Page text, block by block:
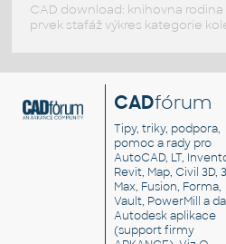
CAD download: knihovna
prvek stafáž výkres kategorie
CADfórum
Tipy, triky, podpora,
pomoc a rady pro
AutoCAD, LT,
Revit, Map, Civil 3D,
Max, Fusion, Forma,
Vault, PowerMill a
Autodesk aplikace
(support firmy